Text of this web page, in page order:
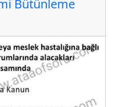
Bütünleme